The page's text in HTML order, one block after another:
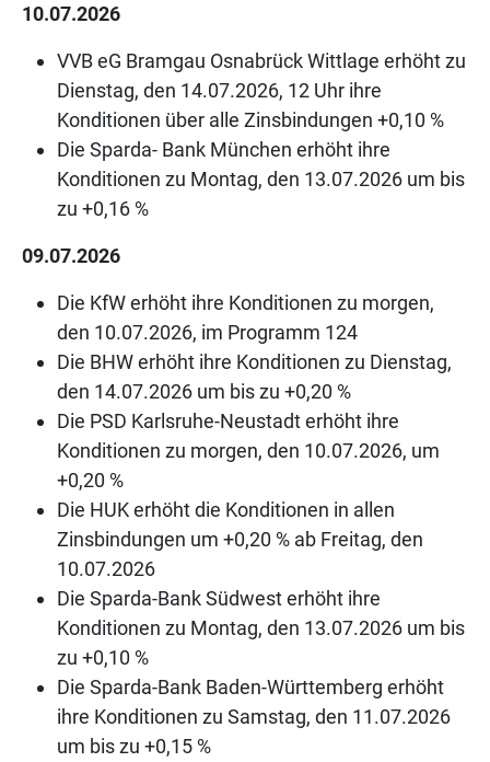
10.07.2026
VVB eG Bramgau Osnabrück Wittlage erhöht zu
Dienstag, den 14.07.2026, 12 Uhr ihre
Konditionen über alle Zinsbindungen +0,10 %
Die Sparda- Bank München erhöht ihre
Konditionen zu Montag, den 13.07.2026 um bis
zu +0,16 %
09.07.2026
Die KfW erhöht ihre Konditionen zu morgen,
den 10.07.2026, im Programm 124
Die BHW erhöht ihre Konditionen zu Dienstag,
den 14.07.2026 um bis zu +0,20 %
Die PSD Karlsruhe-Neustadt erhöht ihre
Konditionen zu morgen, den 10.07.2026, um
+0,20 %
Die HUK erhöht die Konditionen in allen
Zinsbindungen um +0,20 % ab Freitag, den
10.07.2026
Die Sparda-Bank Südwest erhöht ihre
Konditionen zu Montag, den 13.07.2026 um bis
zu +0,10 %
Die Sparda-Bank Baden-Württemberg erhöht
ihre Konditionen zu Samstag, den 11.07.2026
um bis zu +0,15 %